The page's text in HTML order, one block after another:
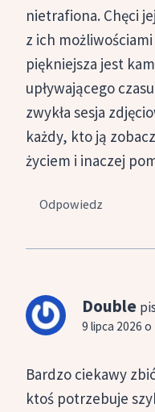
nietrafiona. Chęci
z ich
piękniejsza jest
upływającego
zwykła sesja
każdy, kto ją
życiem i inaczej
Odpowiedz
Double
9 lipca 2026 o
Bardzo ciekawy
ktoś potrzebuje